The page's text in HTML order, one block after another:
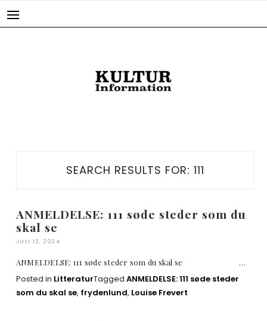
SEARCH RESULTS FOR: 111
ANMELDELSE: 111 søde steder som du
skal se
JULI 12, 2024
ANMELDELSE: 111 søde steder som du skal se …
Posted in LitteraturTagged ANMELDELSE: 111 søde steder
som du skal se, frydenlund, Louise Frevert